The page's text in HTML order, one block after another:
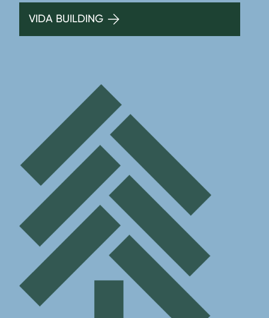
VIDA BUILDING